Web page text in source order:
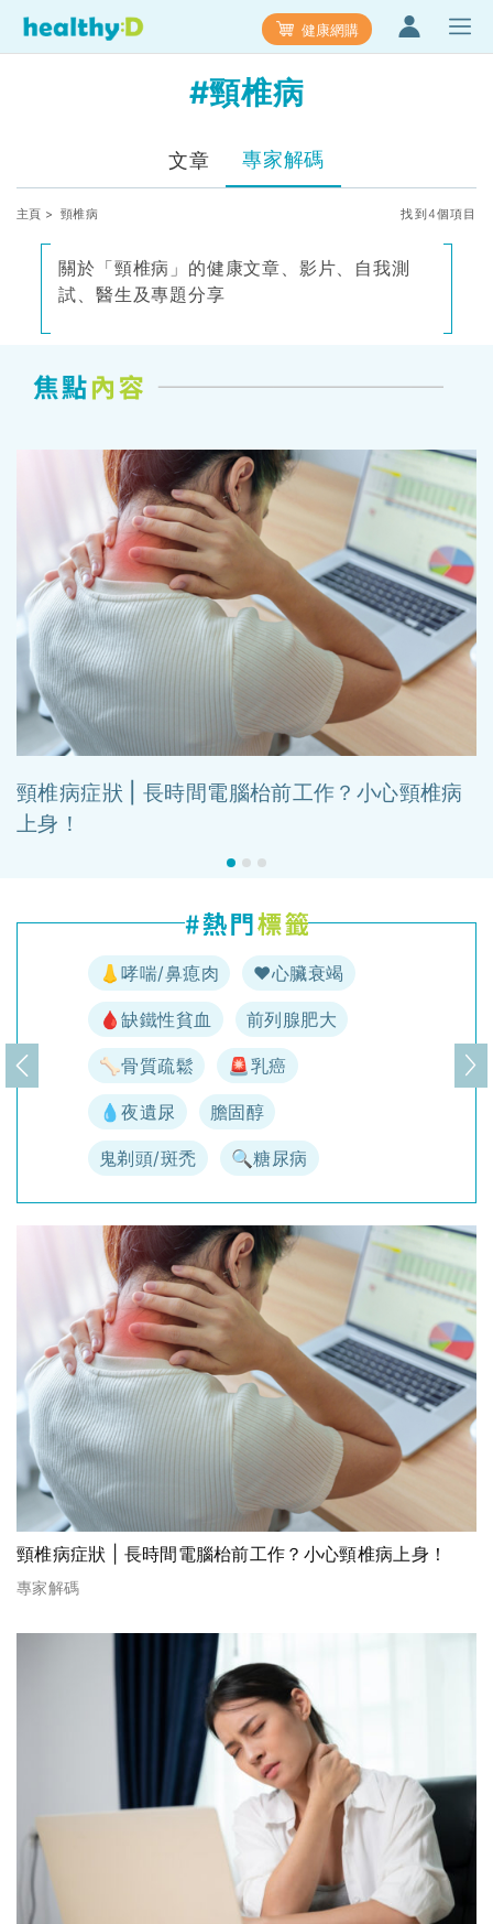
健康網購
#頸椎病
文章 專家解碼
主頁 > 頸椎病 找到4個項目
關於「頸椎病」的健康文章、影片、自我測
試、醫生及專題分享
頸椎病症狀 | 長時間電腦枱前工作？小心頸椎病
上身！
👃哮喘/鼻瘜肉 ♥️心臟衰竭
🩸缺鐵性貧血 前列腺肥大
🦴骨質疏鬆 🚨乳癌
💧夜遺尿 膽固醇
鬼剃頭/斑禿 🔍糖尿病
上一頁 下
頸椎病症狀 | 長時間電腦枱前工作？小心頸椎病上身！
專家解碼